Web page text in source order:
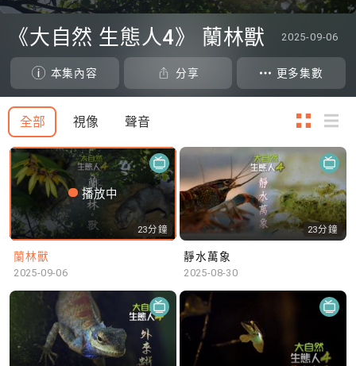
seconds
seconds
《大自然 生態人4》 蘭林獸 2025-09-06
本集內容 分享 更多集數
全部 視像 聲音
播放中
23分鐘
蘭林獸
2025-09-06
23分鐘
靜水萬象
2025-08-30